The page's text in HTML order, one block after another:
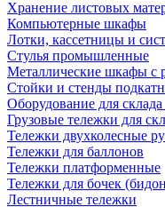
Хранение листовых
Компьютерные шкафы
Лотки, кассетницы и
Стулья промышленные
Металлические шкафы с
Стойки и стенды
Оборудование для склада
Грузовые тележки для
Тележки двухколесные
Тележки для баллонов
Тележки платформенные
Тележки для бочек
Лестничные тележки